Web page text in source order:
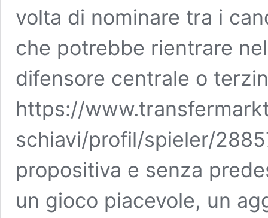
volta di nominare tra i
che potrebbe rientrare
difensore centrale o
https://
schiavi/profil/spieler/
propositiva e senza
un gioco piacevole, un